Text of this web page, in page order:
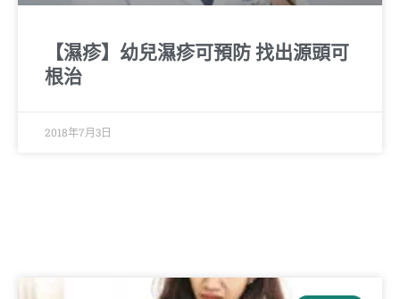
【濕疹】幼兒濕疹可預防 找出源頭可
根治
2018年7月3日